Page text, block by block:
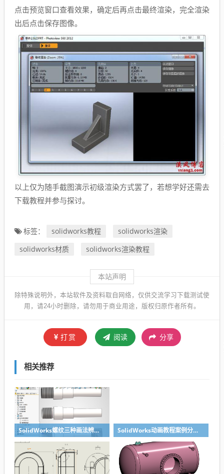
点击预览窗口查看效果，确定后再点击最终渲染，完全渲染
出后点击保存图像。
以上仅为随手截图演示初级渲染方式罢了，若想学好还需去
下载教程并参与探讨。
标签： solidworks教程
solidworks渲染
solidworks材质
solidworks渲染教程
本站声明
除特殊说明外，本站软件及资料取自网络，仅供交流学习下载测试使
用，请24小时删除，请勿用于商业用途，版权归原作者所有。
打赏 阅读 分享
相关推荐
SolidWorks螺纹三种画法辨析异同：装饰螺纹线、螺柱向导、螺纹特征 SolidWorks动画教程案例分享之圆管分料动画，重力自然滑落